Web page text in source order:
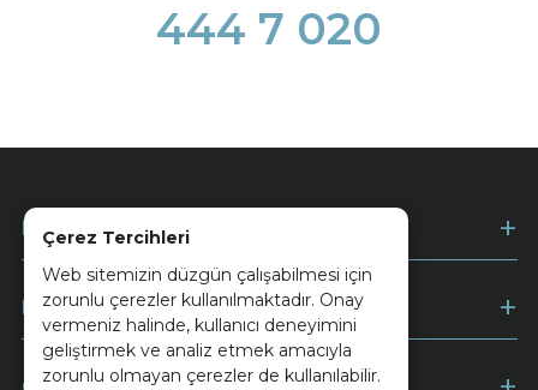
Çerez Tercihleri
Web sitemizin düzgün çalışabilmesi için
zorunlu çerezler kullanılmaktadır. Onay
vermeniz halinde, kullanıcı deneyimini
geliştirmek ve analiz etmek amacıyla
zorunlu olmayan çerezler de kullanılabilir.
444 7 020
Kurumsal
Müşteri Hizmetleri